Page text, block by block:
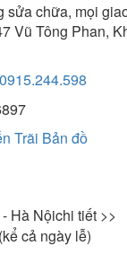
Vũ Tông Phan,
0915.244.598
Trãi Bản đồ
Hà Nộichi tiết >>
cả ngày lễ)